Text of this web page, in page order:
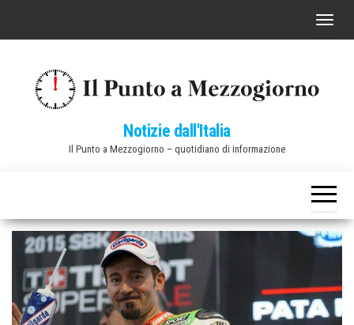
C
a
v
i
a
z
Notizie dall'Italia
Il Punto a Mezzogiorno – quotidiano di informazione